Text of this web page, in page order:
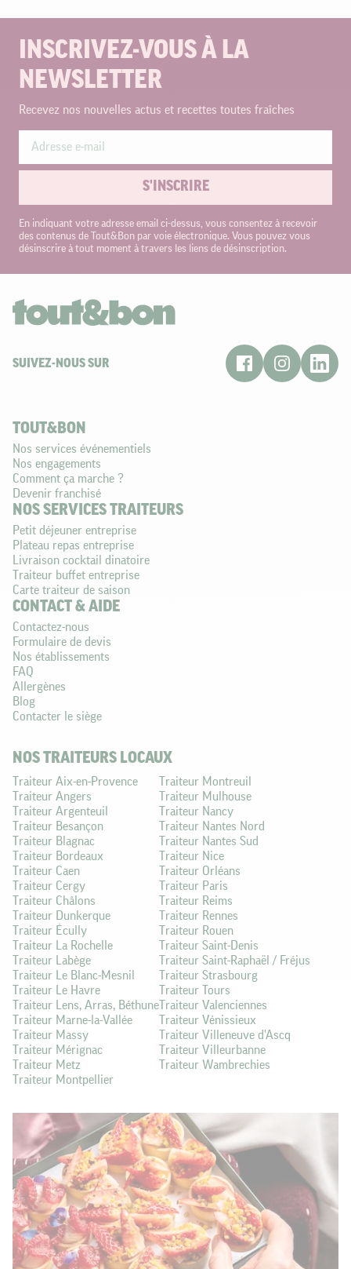
INSCRIVEZ-VOUS À LA
NEWSLETTER
Recevez nos nouvelles actus et recettes toutes fraîches
S'INSCRIRE
En indiquant votre adresse email ci-dessus, vous consentez à recevoir
des contenus de Tout&Bon par voie électronique. Vous pouvez vous
désinscrire à tout moment à travers les liens de désinscription.
SUIVEZ-NOUS SUR
TOUT&BON
Nos services événementiels
Nos engagements
Comment ça marche ?
Devenir franchisé
NOS SERVICES TRAITEURS
Petit déjeuner entreprise
Plateau repas entreprise
Livraison cocktail dinatoire
Traiteur buffet entreprise
Carte traiteur de saison
CONTACT & AIDE
Contactez-nous
Formulaire de devis
Nos établissements
FAQ
Allergènes
Blog
Contacter le siège
NOS TRAITEURS LOCAUX
Traiteur Aix-en-Provence
Traiteur Angers
Traiteur Argenteuil
Traiteur Besançon
Traiteur Blagnac
Traiteur Bordeaux
Traiteur Caen
Traiteur Cergy
Traiteur Châlons
Traiteur Dunkerque
Traiteur Écully
Traiteur La Rochelle
Traiteur Labège
Traiteur Le Blanc-Mesnil
Traiteur Le Havre
Traiteur Lens, Arras, Béthune
Traiteur Marne-la-Vallée
Traiteur Massy
Traiteur Mérignac
Traiteur Metz
Traiteur Montpellier
Traiteur Montreuil
Traiteur Mulhouse
Traiteur Nancy
Traiteur Nantes Nord
Traiteur Nantes Sud
Traiteur Nice
Traiteur Orléans
Traiteur Paris
Traiteur Reims
Traiteur Rennes
Traiteur Rouen
Traiteur Saint-Denis
Traiteur Saint-Raphaël / Fréjus
Traiteur Strasbourg
Traiteur Tours
Traiteur Valenciennes
Traiteur Vénissieux
Traiteur Villeneuve d'Ascq
Traiteur Villeurbanne
Traiteur Wambrechies